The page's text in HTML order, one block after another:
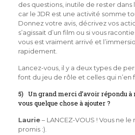
des questions, inutile de rester
car le JDR est une activité somme
Donnez votre avis, décrivez vos
s’agissait d’un film ou si vous
vous est vraiment arrivé et
rapidement.
Lancez-vous, il y a deux types de
font du jeu de rôle et celles qui n’en
5) Un grand merci d’avoir répondu à
vous quelque chose à ajouter ?
Laurie– LANCEZ-VOUS ! Vous ne
promis :).